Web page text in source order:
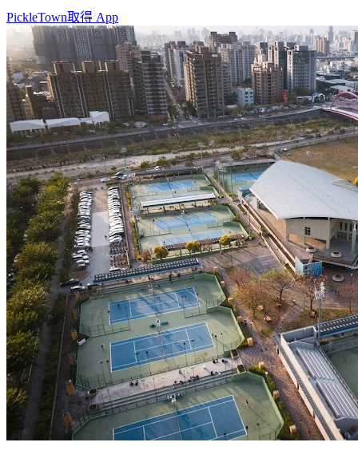
PickleTown取得 App